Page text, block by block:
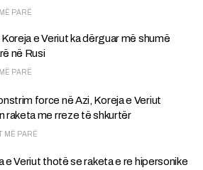
PARË
e Veriut ka dërguar më shumë
në Rusi
PARË
force në Azi, Koreja e Veriut
raketa me rreze të shkurtër
MË PARË
e Veriut thotë se raketa e re hipersonike